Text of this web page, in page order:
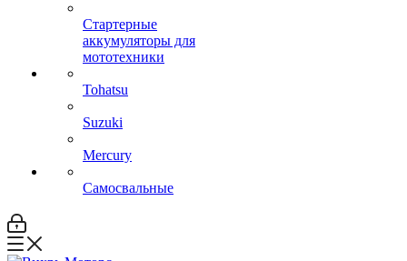
Стартерные
аккумуляторы для
мототехники
Tohatsu
Suzuki
Mercury
Самосвальные